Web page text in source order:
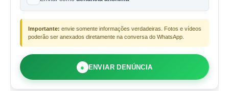
Importante: envie somente informações verdadeiras. Fotos e vídeos
poderão ser anexados diretamente na conversa do WhatsApp.
● ENVIAR DENÚNCIA